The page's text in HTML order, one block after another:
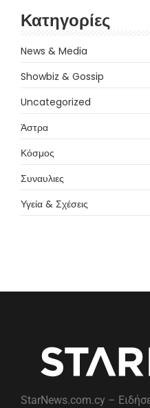
Κατηγορίες
News & Media
Showbiz & Gossip
Uncategorized
Άστρα
Κόσμος
Συναυλιες
Υγεία & Σχέσεις
StarNews.com.cy –